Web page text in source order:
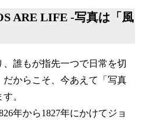
ARE LIFE -写真は「風
誰もが指先一つで日常を切
だからこそ、今あえて「写真
。
年から1827年にかけてジョ